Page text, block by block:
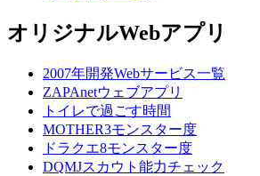
オリジナルWebアプリ
2007年開発Webサービス一覧
ZAPAnetウェブアプリ
トイレで過ごす時間
MOTHER3モンスター度
ドラクエ8モンスター度
DQMJスカウト能力チェック